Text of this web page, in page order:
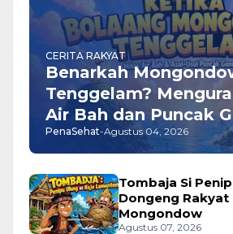
CERITA RAKYAT
Benarkah
Tenggelam?
Air Bah dan Puncak
Pasi
PenaSehat-Agustus 04, 2026
Tombaja Si
Dongeng Rakyat
Mongondow
Agustus 07, 2026